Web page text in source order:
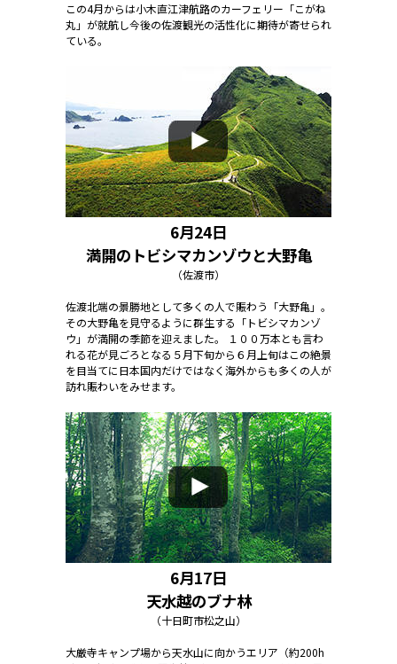
この4月からは小木直江津航路のカーフェリー「こがね
丸」が就航し今後の佐渡観光の活性化に期待が寄せられ
ている。
6月24日
満開のトビシマカンゾウと大野亀
（佐渡市）
佐渡北端の景勝地として多くの人で賑わう「大野亀」。
その大野亀を見守るように群生する「トビシマカンゾ
ウ」が満開の季節を迎えました。 １００万本とも言わ
れる花が見ごろとなる５月下旬から６月上旬はこの絶景
を目当てに日本国内だけではなく海外からも多くの人が
訪れ賑わいをみせます。
6月17日
天水越のブナ林
（十日町市松之山）
大厳寺キャンプ場から天水山に向かうエリア（約200h